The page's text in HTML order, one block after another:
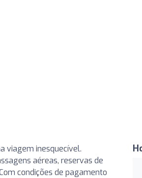
viagem inesquecível.
aéreas, reservas de
condições de pagamento